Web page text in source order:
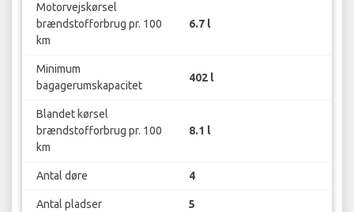
Motorvejskørsel
brændstofforbrug pr. 100
km
6.7 l
Minimum
bagagerumskapacitet
402 l
Blandet kørsel
brændstofforbrug pr. 100
km
8.1 l
Antal døre 4
Antal pladser 5